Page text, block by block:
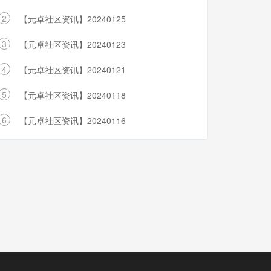
2 【元卓社区资讯】20240125
3 【元卓社区资讯】20240123
4 【元卓社区资讯】20240121
5 【元卓社区资讯】20240118
6 【元卓社区资讯】20240116